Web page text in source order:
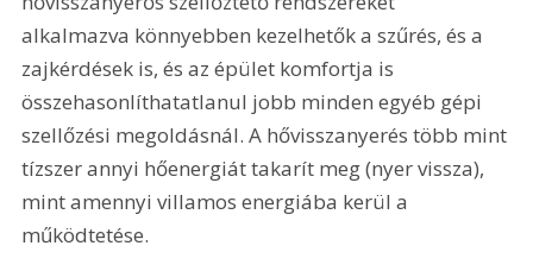
alkalmazva könnyebben kezelhetők a szűrés, és a
zajkérdések is, és az épület komfortja is
összehasonlíthatatlanul jobb minden egyéb gépi
szellőzési megoldásnál. A hővisszanyerés több mint
tízszer annyi hőenergiát takarít meg (nyer vissza),
mint amennyi villamos energiába kerül a
működtetése.